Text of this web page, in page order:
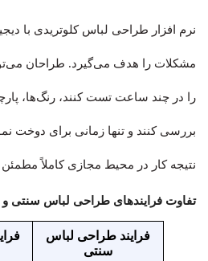
نرم افزار طراحی لباس کلوتریدی با
مشکلات را هدف می‌گیرد. طراحان
را در چند ساعت تست کنند، رنگ‌ها،
بررسی کنند و تنها زمانی برای دوخت
نتیجه کار در محیط مجازی کاملاً
تفاوت فرایندهای طراحی لباس سنتی و
فرایند طراحی لباس
سنتی